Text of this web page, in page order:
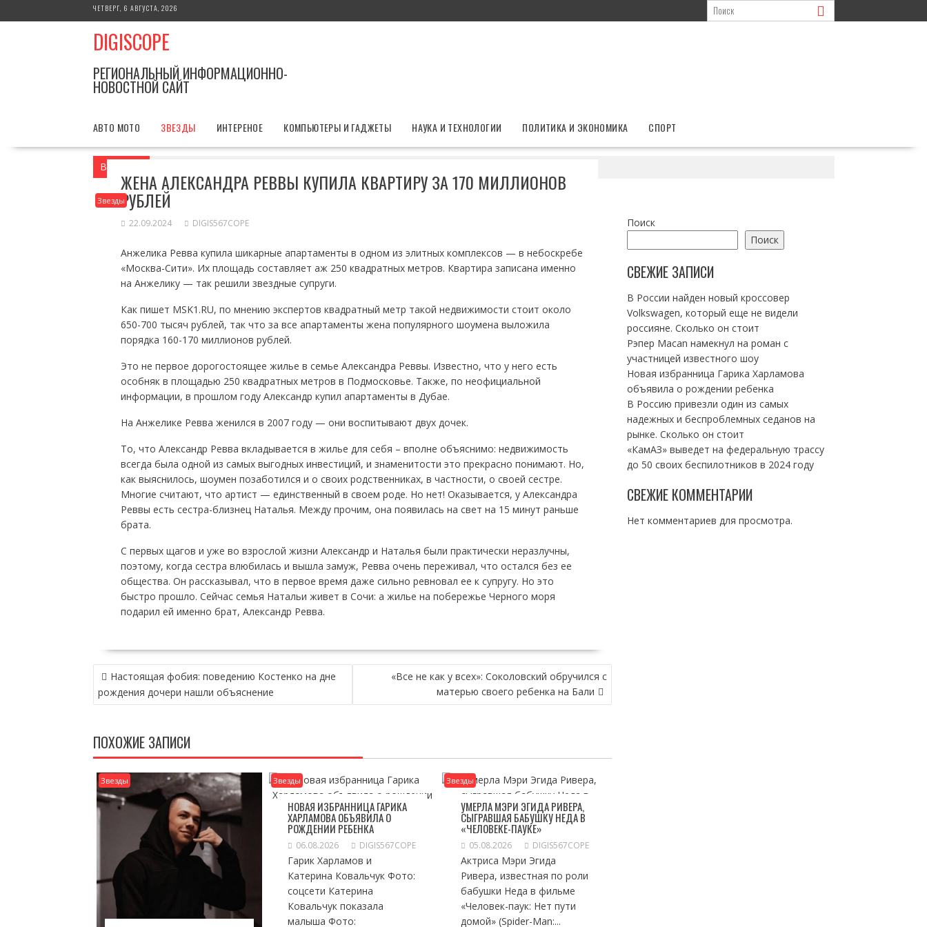
к
ЧЕТВЕРГ, 6 АВГУСТА, 2026
DIGISCOPE
РЕГИОНАЛЬНЫЙ ИНФОРМАЦИОННО-
НОВОСТНОЙ САЙТ
АВТО МОТО ЗВЕЗДЫ ИНТЕРЕНОЕ КОМПЬЮТЕРЫ И ГАДЖЕТЫ НАУКА И ТЕХНОЛОГИИ ПОЛИТИКА И ЭКОНОМИКА СПОРТ
Вы здесь
Звезды
ЖЕНА АЛЕКСАНДРА РЕВВЫ КУПИЛА КВАРТИРУ ЗА 170 МИЛЛИОНОВ
РУБЛЕЙ
22.09.2024 DIGIS567COPE
Анжелика Ревва купила шикарные апартаменты в одном из элитных комплексов — в небоскребе
«Москва-Сити». Их площадь составляет аж 250 квадратных метров. Квартира записана именно
на Анжелику — так решили звездные супруги.
Как пишет MSK1.RU, по мнению экспертов квадратный метр такой недвижимости стоит около
650-700 тысяч рублей, так что за все апартаменты жена популярного шоумена выложила
порядка 160-170 миллионов рублей.
Это не первое дорогостоящее жилье в семье Александра Реввы. Известно, что у него есть
особняк в площадью 250 квадратных метров в Подмосковье. Также, по неофициальной
информации, в прошлом году Александр купил апартаменты в Дубае.
На Анжелике Ревва женился в 2007 году — они воспитывают двух дочек.
То, что Александр Ревва вкладывается в жилье для себя – вполне объяснимо: недвижимость
всегда была одной из самых выгодных инвестиций, и знаменитости это прекрасно понимают. Но,
как выяснилось, шоумен позаботился и о своих родственниках, в частности, о своей сестре.
Многие считают, что артист — единственный в своем роде. Но нет! Оказывается, у Александра
Реввы есть сестра-близнец Наталья. Между прочим, она появилась на свет на 15 минут раньше
брата.
С первых щагов и уже во взрослой жизни Александр и Наталья были практически неразлучны,
поэтому, когда сестра влюбилась и вышла замуж, Ревва очень переживал, что остался без ее
общества. Он рассказывал, что в первое время даже сильно ревновал ее к супругу. Но это
быстро прошло. Сейчас семья Натальи живет в Сочи: а жилье на побережье Черного моря
подарил ей именно брат, Александр Ревва.
НАВИГАЦИЯ
ПО
ЗАПИСЯМ
Настоящая фобия: поведению Костенко на дне
рождения дочери нашли объяснение
«Все не как у всех»: Соколовский обручился с
матерью своего ребенка на Бали
ПОХОЖИЕ ЗАПИСИ
Звезды Звезды
НОВАЯ ИЗБРАННИЦА ГАРИКА
ХАРЛАМОВА ОБЪЯВИЛА О
РОЖДЕНИИ РЕБЕНКА
06.08.2026 DIGIS567COPE
Гарик Харламов и
Катерина Ковальчук Фото:
соцсети Катерина
Ковальчук показала
малыша Фото:
Звезды
УМЕРЛА МЭРИ ЭГИДА РИВЕРА,
СЫГРАВШАЯ БАБУШКУ НЕДА В
«ЧЕЛОВЕКЕ-ПАУКЕ»
05.08.2026 DIGIS567COPE
Актриса Мэри Эгида
Ривера, известная по роли
бабушки Неда в фильме
«Человек-паук: Нет пути
домой» (Spider-Man:...
Поиск
Поиск
СВЕЖИЕ ЗАПИСИ
В России найден новый кроссовер
Volkswagen, который еще не видели
россияне. Сколько он стоит
Рэпер Macan намекнул на роман с
участницей известного шоу
Новая избранница Гарика Харламова
объявила о рождении ребенка
В Россию привезли один из самых
надежных и беспроблемных седанов на
рынке. Сколько он стоит
«КамАЗ» выведет на федеральную трассу
до 50 своих беспилотников в 2024 году
СВЕЖИЕ КОММЕНТАРИИ
Нет комментариев для просмотра.